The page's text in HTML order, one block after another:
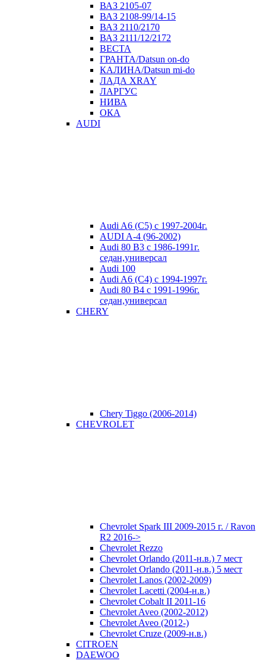
ВАЗ 2105-07
ВАЗ 2108-99/14-15
ВАЗ 2110/2170
ВАЗ 2111/12/2172
ВЕСТА
ГРАНТА/Datsun on-do
КАЛИНА/Datsun mi-do
ЛАДА XRAY
ЛАРГУС
НИВА
ОКА
AUDI
Audi A6 (C5) с 1997-2004г.
AUDI A-4 (96-2002)
Audi 80 В3 с 1986-1991г.
седан,универсал
Audi 100
Audi A6 (C4) с 1994-1997г.
Audi 80 В4 с 1991-1996г.
седан,универсал
CHERY
Chery Tiggo (2006-2014)
CHEVROLET
Chevrolet Spark III 2009-2015 г. / Ravon
R2 2016->
Chevrolet Rezzo
Chevrolet Orlando (2011-н.в.) 7 мест
Chevrolet Orlando (2011-н.в.) 5 мест
Chevrolet Lanos (2002-2009)
Chevrolet Lacetti (2004-н.в.)
Chevrolet Cobalt II 2011-16
Chevrolet Aveo (2002-2012)
Chevrolet Aveo (2012-)
Chevrolet Cruze (2009-н.в.)
CITROEN
DAEWOO